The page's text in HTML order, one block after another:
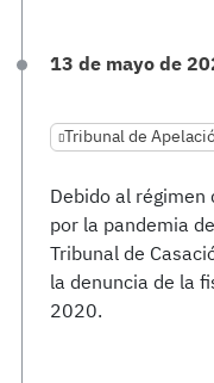
13 de mayo de
Tribunal de
Debido al
por la pandemia
Tribunal de
la denuncia de la
2020.